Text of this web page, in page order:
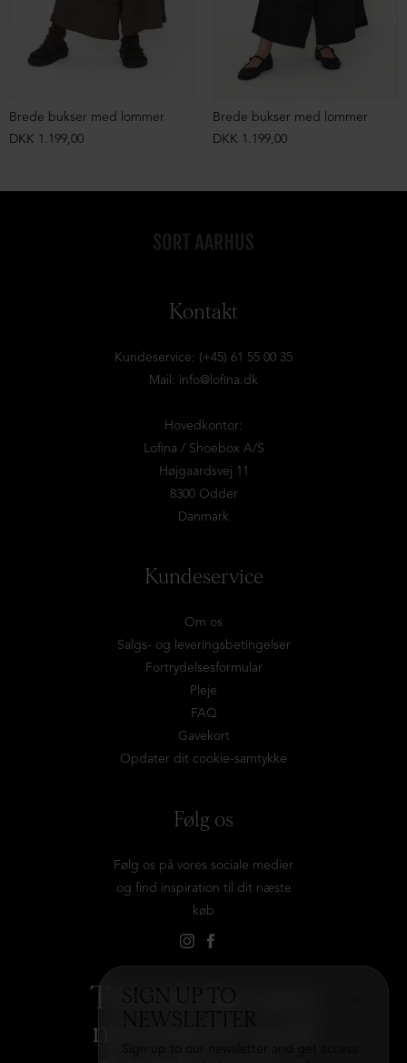
SIGN UP TO
Brede bukser med lommer
DKK 1.199,00
Brede bukser med lommer
DKK 1.199,00
Kontakt
Kundeservice: (+45) 61 55 00 35
Mail: info@lofina.dk
Hovedkontor:
Lofina / Shoebox A/S
Højgaardsvej 11
8300 Odder
Danmark
Kundeservice
Om os
Salgs- og leveringsbetingelser
Fortrydelsesformular
Pleje
FAQ
Gavekort
Opdater dit cookie-samtykke
Følg os
Følg os på vores sociale medier
og find inspiration til dit næste
køb
Tilmeld dig vores
nyhedsbrev og få